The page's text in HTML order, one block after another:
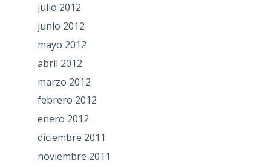
julio 2012
junio 2012
mayo 2012
abril 2012
marzo 2012
febrero 2012
enero 2012
diciembre 2011
noviembre 2011